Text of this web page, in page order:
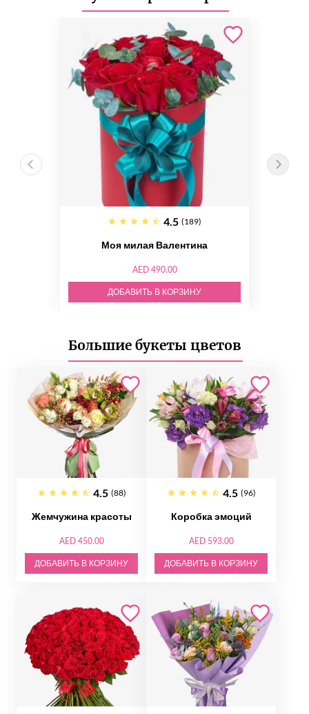
4.5 (189)
Моя милая Валентина
AED 490.00
ДОБАВИТЬ В КОРЗИНУ
Большие букеты цветов
4.5 (88)
Жемчужина красоты
AED 450.00
ДОБАВИТЬ В КОРЗИНУ
4.5 (96)
Коробка эмоций
AED 593.00
ДОБАВИТЬ В КОРЗИНУ